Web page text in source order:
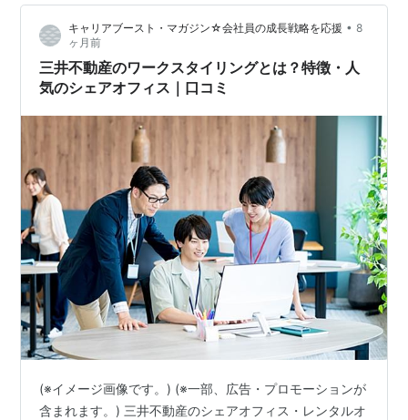
でオフィスを構える手順がわかります。ぜひ、最後まで
ご覧ください。 執筆者 赤坂でレンタルオフィス・シェア
オフィスを選ぶ戦略的チェックポイント赤 赤坂…
キャリアブースト・マガジン☆会社員の成長戦略を応援 • 8
ヶ月前
三井不動産のワークスタイリングとは？特徴・人
気のシェアオフィス｜口コミ
(※イメージ画像です。) (※一部、広告・プロモーションが
含まれます。) 三井不動産のシェアオフィス・レンタルオ